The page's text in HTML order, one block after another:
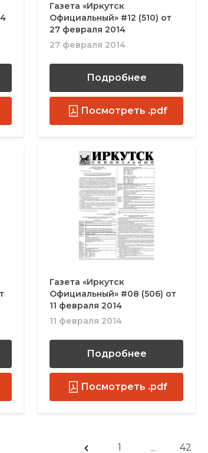
Газета «Иркутск
Официальный» #12 (510) от
27 февраля 2014
27 февраля 2014
Подробнее
Посмотреть .pdf
Газета «Иркутск
Официальный» #08 (506) от
11 февраля 2014
11 февраля 2014
Подробнее
Посмотреть .pdf
1 ... 42